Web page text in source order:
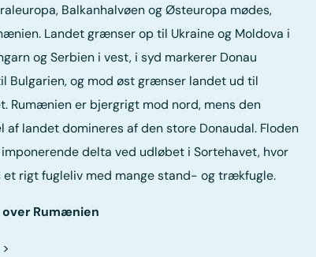
Balkanhalvøen og Østeuropa mødes,
Landet grænser op til Ukraine og Moldova i
og Serbien i vest, i syd markerer Donau
Bulgarien, og mod øst grænser landet ud til
Rumænien er bjergrigt mod nord, mens den
af landet domineres af den store Donaudal. Floden
delta ved udløbet i Sortehavet, hvor
et rigt fugleliv med mange stand- og trækfugle.
Rumænien
>